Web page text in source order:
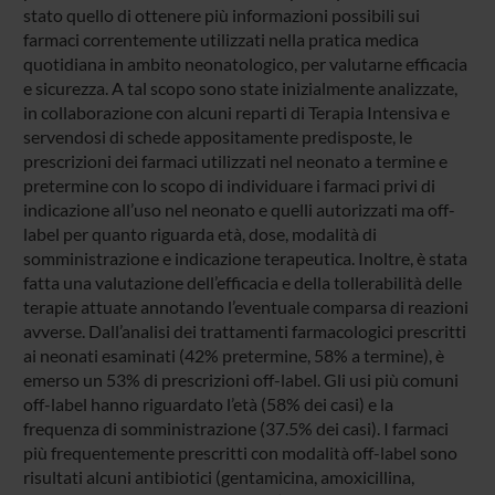
stato quello di ottenere più informazioni possibili sui
farmaci correntemente utilizzati nella pratica medica
quotidiana in ambito neonatologico, per valutarne efficacia
e sicurezza. A tal scopo sono state inizialmente analizzate,
in collaborazione con alcuni reparti di Terapia Intensiva e
servendosi di schede appositamente predisposte, le
prescrizioni dei farmaci utilizzati nel neonato a termine e
pretermine con lo scopo di individuare i farmaci privi di
indicazione all’uso nel neonato e quelli autorizzati ma off-
label per quanto riguarda età, dose, modalità di
somministrazione e indicazione terapeutica. Inoltre, è stata
fatta una valutazione dell’efficacia e della tollerabilità delle
terapie attuate annotando l’eventuale comparsa di reazioni
avverse. Dall’analisi dei trattamenti farmacologici prescritti
ai neonati esaminati (42% pretermine, 58% a termine), è
emerso un 53% di prescrizioni off-label. Gli usi più comuni
off-label hanno riguardato l’età (58% dei casi) e la
frequenza di somministrazione (37.5% dei casi). I farmaci
più frequentemente prescritti con modalità off-label sono
risultati alcuni antibiotici (gentamicina, amoxicillina,